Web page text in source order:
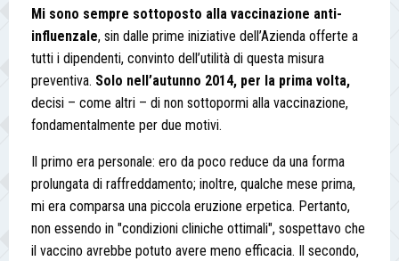
Mi sono sempre sottoposto alla vaccinazione anti-
influenzale, sin dalle prime iniziative dell’Azienda offerte a
tutti i dipendenti, convinto dell’utilità di questa misura
preventiva. Solo nell’autunno 2014, per la prima volta,
decisi – come altri – di non sottopormi alla vaccinazione,
fondamentalmente per due motivi.
Il primo era personale: ero da poco reduce da una forma
prolungata di raffreddamento; inoltre, qualche mese prima,
mi era comparsa una piccola eruzione erpetica. Pertanto,
non essendo in "condizioni cliniche ottimali", sospettavo che
il vaccino avrebbe potuto avere meno efficacia. Il secondo,